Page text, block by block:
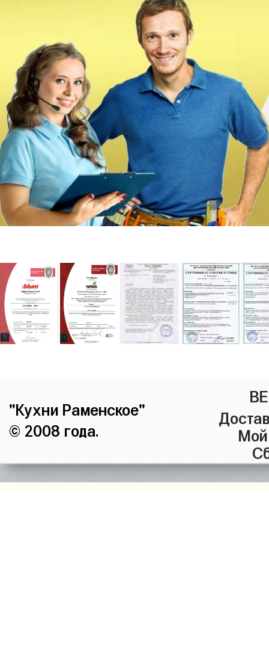
"Кухни Раменское"
© 2008 года.